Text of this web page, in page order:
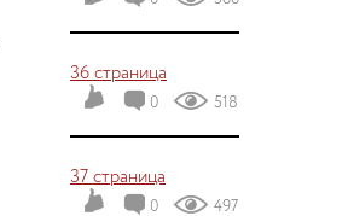
36 страница
0 518
37 страница
0 497